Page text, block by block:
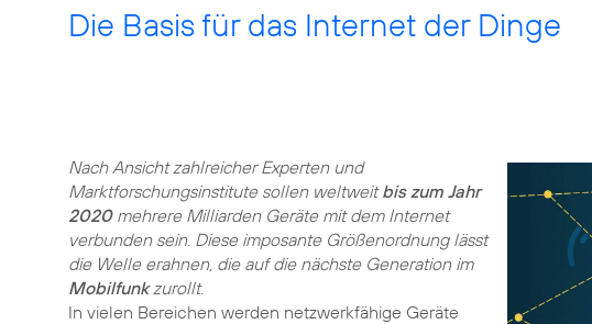
Die Basis für das Internet der Dinge
Nach Ansicht zahlreicher Experten und
Marktforschungsinstitute sollen weltweitbis zum Jahr
2020 mehrere Milliarden Geräte mit dem Internet
verbunden sein. Diese imposante Größenordnung lässt
die Welle erahnen, die auf die nächste Generation im
Mobilfunkzurollt.
In vielen Bereichen werden netzwerkfähige Geräte